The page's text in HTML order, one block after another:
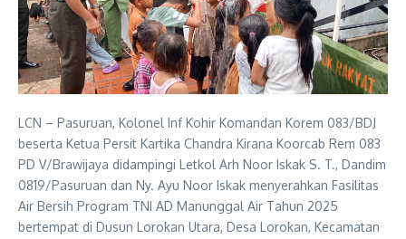
LCN – Pasuruan, Kolonel Inf Kohir Komandan Korem 083/BDJ
beserta Ketua Persit Kartika Chandra Kirana Koorcab Rem 083
PD V/Brawijaya didampingi Letkol Arh Noor Iskak S. T., Dandim
0819/Pasuruan dan Ny. Ayu Noor Iskak menyerahkan Fasilitas
Air Bersih Program TNI AD Manunggal Air Tahun 2025
bertempat di Dusun Lorokan Utara, Desa Lorokan, Kecamatan